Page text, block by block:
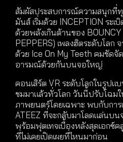
สัมผัสประสบการณ์ความสนุกที่
มันส์ เริ่มด้วย INCEPTION ระ
ด้วยพลังเกินต้านของ
PEPPERS) เพลงฮิตระดับโลก
ด้วย Ice On My Teeth คมชัดจั
อารมณ์ด้วยกันบนจอใหญ่
คอนเสิร์ต VR ระดับโลกในรูป
ชมมาแล้วทั่วโลก วันนี้ปรับโฉมใ
ภาพยนตร์โดยเฉพาะ พบกับกา
ATEEZ ที่จะกลับมาโลดแล่นบ
พร้อมฟุตเทจเบื้องหลังสุดเอกซ์
ที่ไม่เคยเปิดเผยที่ไหนมาก่อน